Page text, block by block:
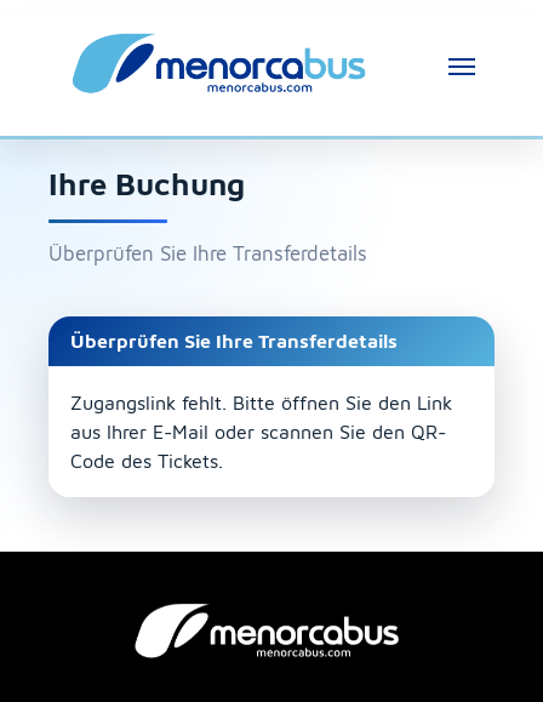
Ihre Buchung
Überprüfen Sie Ihre Transferdetails
Überprüfen Sie Ihre Transferdetails
Zugangslink fehlt. Bitte öffnen Sie den Link
aus Ihrer E-Mail oder scannen Sie den QR-
Code des Tickets.